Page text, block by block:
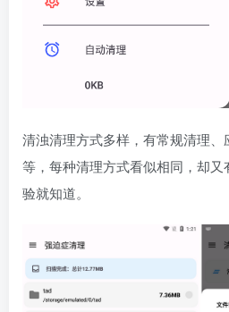
清浊清理方式多样，有常规清理
等，每种清理方式看似相同，却
验就知道。